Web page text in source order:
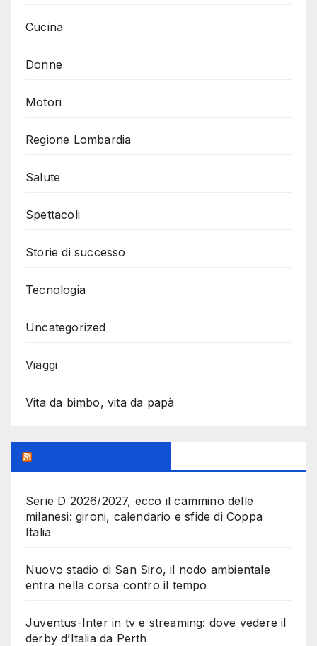
Cucina
Donne
Motori
Regione Lombardia
Salute
Spettacoli
Storie di successo
Tecnologia
Uncategorized
Viaggi
Vita da bimbo, vita da papà
Serie D 2026/2027, ecco il cammino delle
milanesi: gironi, calendario e sfide di Coppa
Italia
Nuovo stadio di San Siro, il nodo ambientale
entra nella corsa contro il tempo
Juventus-Inter in tv e streaming: dove vedere il
derby d’Italia da Perth